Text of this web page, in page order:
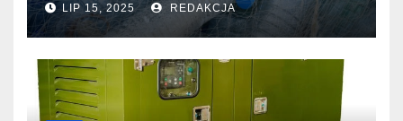
LIP 15, 2025 REDAKCJA